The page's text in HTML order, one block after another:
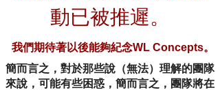
動已被推遲。
我們期待著以後能夠紀念WL Concepts。
簡而言之，對於那些說（無法）理解的團隊
來說，可能有些困惑，簡而言之，團隊將在